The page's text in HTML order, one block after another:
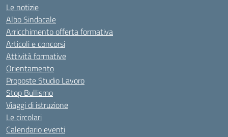
Le notizie
Albo Sindacale
Arricchimento offerta formativa
Articoli e concorsi
Attività formative
Orientamento
Proposte Studio Lavoro
Stop Bullismo
Viaggi di istruzione
Le circolari
Calendario eventi